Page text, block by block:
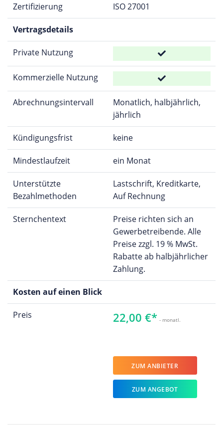
Zertifizierung ISO 27001
Vertragsdetails
Private Nutzung
Kommerzielle Nutzung
Abrechnungsintervall
Monatlich, halbjährlich,
jährlich
Kündigungsfrist keine
Mindestlaufzeit ein Monat
Unterstützte
Bezahlmethoden
Lastschrift, Kreditkarte,
Auf Rechnung
Sternchentext
Preise richten sich an
Gewerbetreibende. Alle
Preise zzgl. 19 % MwSt.
Rabatte ab halbjährlicher
Zahlung.
Kosten auf einen Blick
Preis 22,00 €* - monatl.
ZUM ANBIETER
ZUM ANGEBOT